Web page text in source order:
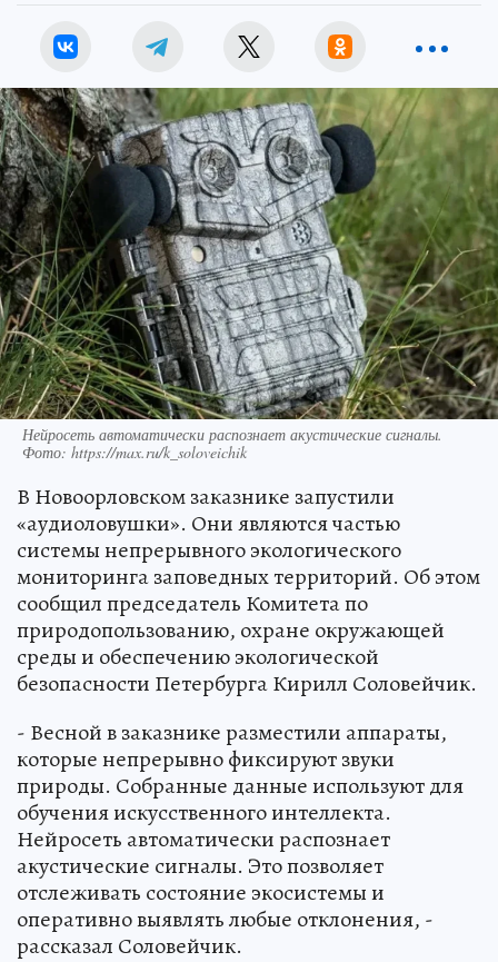
Нейросеть автоматически распознает акустические сигналы.
Фото: https://max.ru/k_soloveichik
В Новоорловском заказнике запустили
«аудиоловушки». Они являются частью
системы непрерывного экологического
мониторинга заповедных территорий. Об этом
сообщил председатель Комитета по
природопользованию, охране окружающей
среды и обеспечению экологической
безопасности Петербурга Кирилл Соловейчик.
- Весной в заказнике разместили аппараты,
которые непрерывно фиксируют звуки
природы. Собранные данные используют для
обучения искусственного интеллекта.
Нейросеть автоматически распознает
акустические сигналы. Это позволяет
отслеживать состояние экосистемы и
оперативно выявлять любые отклонения, -
рассказал Соловейчик.